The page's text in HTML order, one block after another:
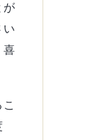
が
喜